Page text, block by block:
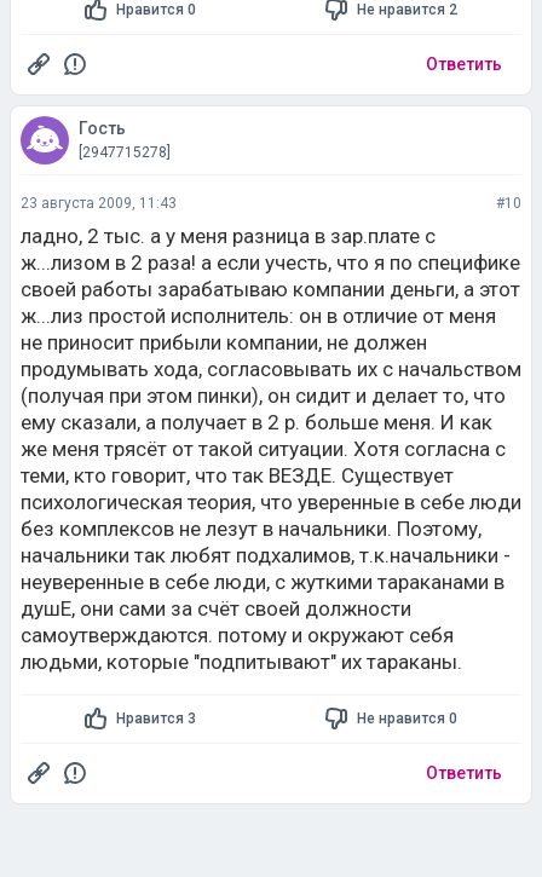
Нравится 0 Не нравится 2
Ответить
Гость
[2947715278]
23 августа 2009, 11:43 #10
ладно, 2 тыс. а у меня разница в зар.плате с
ж...лизом в 2 раза! а если учесть, что я по специфике
своей работы зарабатываю компании деньги, а этот
ж...лиз простой исполнитель: он в отличие от меня
не приносит прибыли компании, не должен
продумывать хода, согласовывать их с начальством
(получая при этом пинки), он сидит и делает то, что
ему сказали, а получает в 2 р. больше меня. И как
же меня трясёт от такой ситуации. Хотя согласна с
теми, кто говорит, что так ВЕЗДЕ. Существует
психологическая теория, что уверенные в себе люди
без комплексов не лезут в начальники. Поэтому,
начальники так любят подхалимов, т.к.начальники -
неуверенные в себе люди, с жуткими тараканами в
душЕ, они сами за счёт своей должности
самоутверждаются. потому и окружают себя
людьми, которые "подпитывают" их тараканы.
Нравится 3 Не нравится 0
Ответить